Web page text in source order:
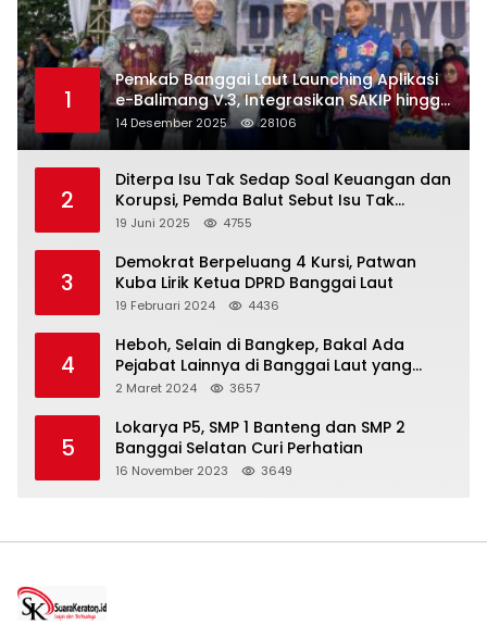
1
Pemkab Banggai Laut Launching Aplikasi
e-Balimang V.3, Integrasikan SAKIP hingga
Satu Data Layanan Publik
14 Desember 2025 28106
2
Diterpa Isu Tak Sedap Soal Keuangan dan
Korupsi, Pemda Balut Sebut Isu Tak
Berdasar
19 Juni 2025 4755
3
Demokrat Berpeluang 4 Kursi, Patwan
Kuba Lirik Ketua DPRD Banggai Laut
19 Februari 2024 4436
4
Heboh, Selain di Bangkep, Bakal Ada
Pejabat Lainnya di Banggai Laut yang
Bakal di Ciduk, Bagini Kata Kapolres!
2 Maret 2024 3657
5
Lokarya P5, SMP 1 Banteng dan SMP 2
Banggai Selatan Curi Perhatian
16 November 2023 3649